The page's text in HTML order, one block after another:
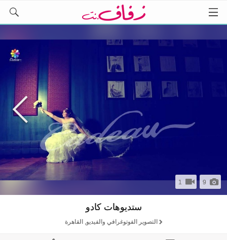
9
1
ستديوهات كادو
التصوير الفوتوغرافي والفيديو, القاهرة